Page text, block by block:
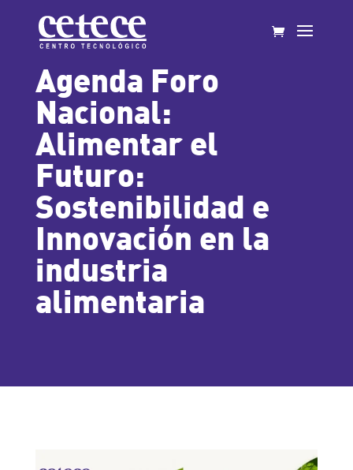
Agenda Foro
Nacional:
Alimentar el
Futuro:
Sostenibilidad e
Innovación en la
industria
alimentaria